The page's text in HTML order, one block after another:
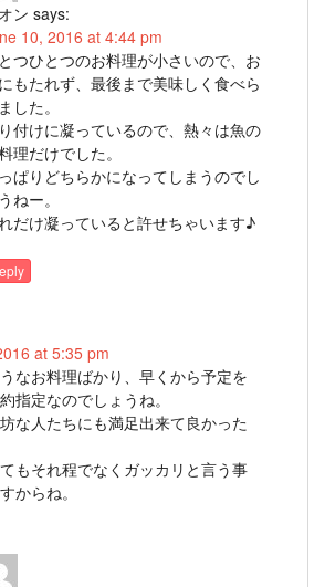
ン says:
10, 2016 at 4:44 pm
つひとつのお料理が小さいので、お
もたれず、最後まで美味しく食べら
した。
付けに凝っているので、熱々は魚の
理だけでした。
ぱりどちらかになってしまうのでし
ねー。
だけ凝っていると許せちゃいます♪
at 5:35 pm
なお料理ばかり、早くから予定を
指定なのでしょうね。
な人たちにも満足出来て良かった
もそれ程でなくガッカリと言う事
からね。